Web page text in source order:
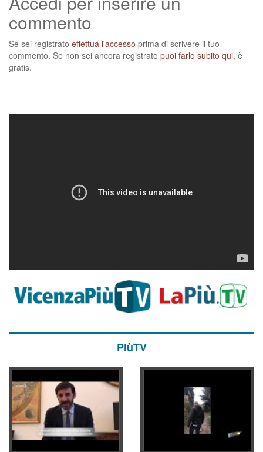
commento
Se sei registrato effettua l'accesso prima di scrivere il tuo
commento. Se non sei ancora registrato puoi farlo subito qui, è
gratis.
PiùTV